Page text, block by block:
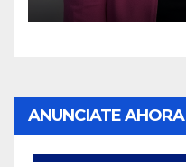
ANUNCIATE AHORA